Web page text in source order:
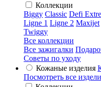
Коллекции
Biggy Classic Defi
Ligne 1 Ligne 2 Maxijet
Twiggy
Все коллекции
Все зажигалки
Советы по уходу
Кожаные изделия
Посмотреть все